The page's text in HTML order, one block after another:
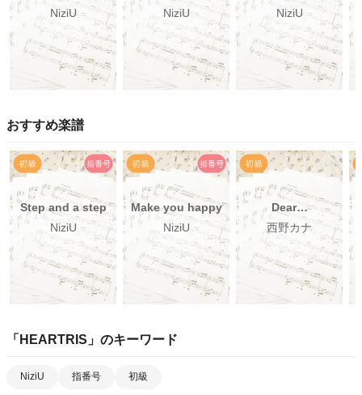
NiziU
NiziU
NiziU
おすすめ楽譜
Step and a step
NiziU
Make you happy
NiziU
Dear…
西野カナ
「 HEARTRIS 」のキーワード
NiziU 指番号 初級